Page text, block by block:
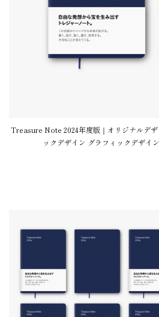
Treasure Note 2024年度版｜オリジナルデ
ックデザイン グラフィックデザイ